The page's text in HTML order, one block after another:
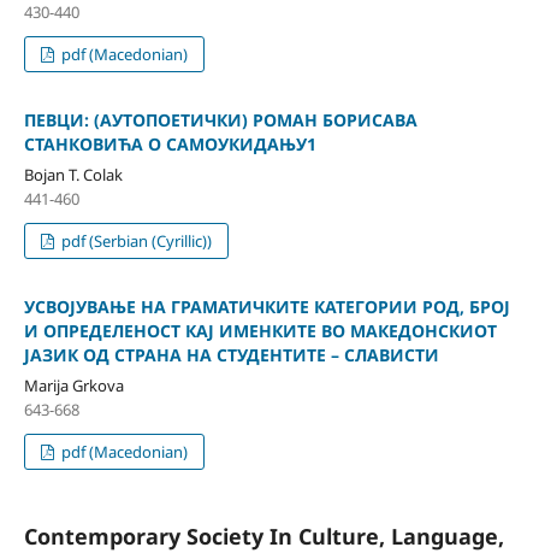
430-440
pdf (Macedonian)
ПЕВЦИ: (АУТОПОЕТИЧКИ) РОМАН БОРИСАВА
СТАНКОВИЋА О САМОУКИДАЊУ1
Bojan T. Colak
441-460
pdf (Serbian (Cyrillic))
УСВОЈУВАЊЕ НА ГРАМАТИЧКИТЕ КАТЕГОРИИ РОД, БРОЈ
И ОПРЕДЕЛЕНОСТ КАЈ ИМЕНКИТЕ ВО МАКЕДОНСКИОТ
ЈАЗИК ОД СТРАНА НА СТУДЕНТИТЕ – СЛАВИСТИ
Marija Grkova
643-668
pdf (Macedonian)
Contemporary Society In Culture, Language,